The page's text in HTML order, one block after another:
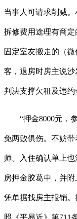
当事人可请求削减
拆修费用途理有商
固定室友搬走的（
客，退房时房主说沙
判决支撑欠租及违约
“押金8000元，参
免两败俱伤。不妨
师。入住确认单上
房押金胶葛中，并
凭单据找房主报销
照《平易近》第711